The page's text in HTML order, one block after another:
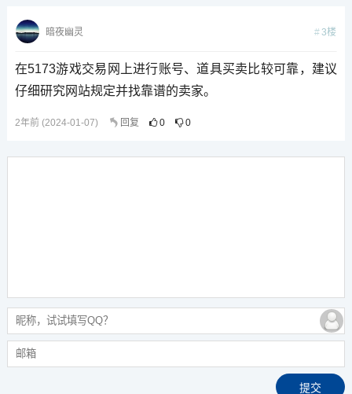
暗夜幽灵 3楼
在5173游戏交易网上进行账号、道具买卖比较可靠，建议
仔细研究网站规定并找靠谱的卖家。
2年前 (2024-01-07) 回复 0 0